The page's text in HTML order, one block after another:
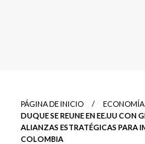
PÁGINA DE INICIO
ECONOMÍA
DUQUE SE REUNE EN EE.UU
ALIANZAS ESTRATÉGICAS PARA
COLOMBIA